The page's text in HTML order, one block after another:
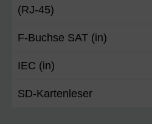
(RJ-45)
F-Buchse SAT (in)
IEC (in)
SD-Kartenleser